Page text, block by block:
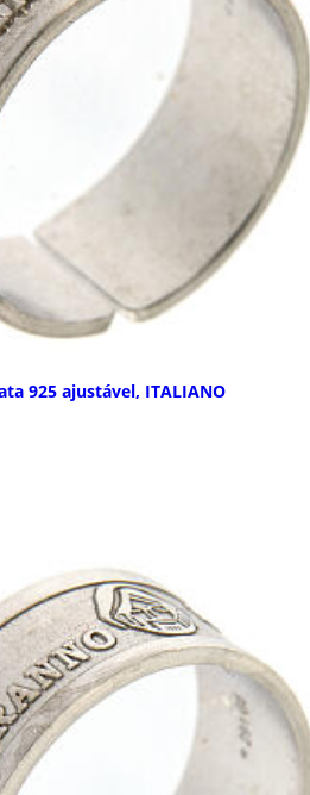
925 ajustável, ITALIANO